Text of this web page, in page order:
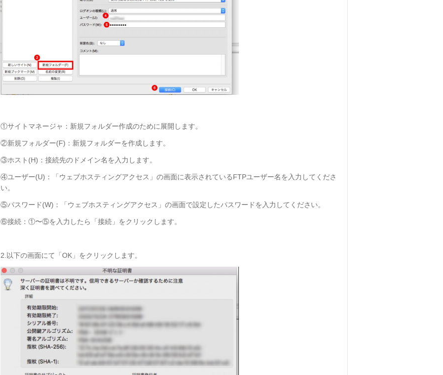
①サイトマネージャ：新規フォルダー作成のために展開します。
②新規フォルダー(F)：新規フォルダーを作成します。
③ホスト(H)：接続先のドメイン名を入力します。
④ユーザー(U)：「ウェブホスティングアクセス」の画面に表示されているFTPユーザー名を入力してくださ
い。
⑤パスワード(W)：「ウェブホスティングアクセス」の画面で設定したパスワードを入力してください。
⑥接続：①〜⑤を入力したら「接続」をクリックします。
2.以下の画面にて「OK」をクリックします。